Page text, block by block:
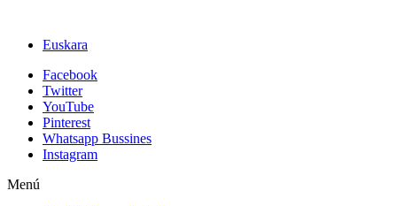
Euskara
Facebook
Twitter
YouTube
Pinterest
Whatsapp Bussines
Instagram
Menú